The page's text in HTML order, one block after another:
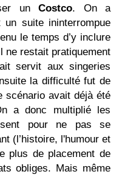
unCostco. On a
un suite ininterrompue
le temps d’y inclure
ne restait pratiquement
servit aux singeries
la difficulté fut de
scénario avait déjà été
a donc multiplié les
pour ne pas se
(l’histoire, l'humour et
plus de placement de
obliges. Mais même